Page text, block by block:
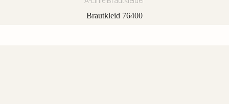
Brautkleid 76400